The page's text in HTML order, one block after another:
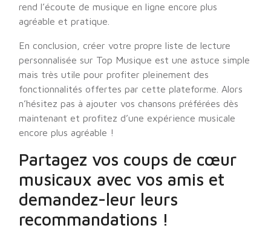
rend l’écoute de musique en ligne encore plus
agréable et pratique.
En conclusion, créer votre propre liste de lecture
personnalisée sur Top Musique est une astuce simple
mais très utile pour profiter pleinement des
fonctionnalités offertes par cette plateforme. Alors
n’hésitez pas à ajouter vos chansons préférées dès
maintenant et profitez d’une expérience musicale
encore plus agréable !
Partagez vos coups de cœur
musicaux avec vos amis et
demandez-leur leurs
recommandations !